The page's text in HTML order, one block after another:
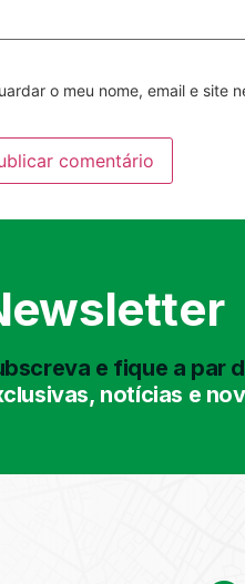
o meu nome, email e site
e fique a par
notícias e